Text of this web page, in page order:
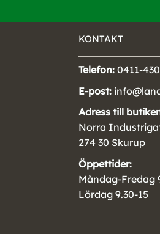
KONTAKT
Telefon: 0411-
E-post:
Adress till
Norra
274 30 Skurup
Öppettider:
Måndag-Fredag
Lördag 9.30-15